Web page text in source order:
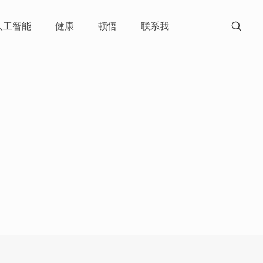
工智能 健康 顿悟 联系我